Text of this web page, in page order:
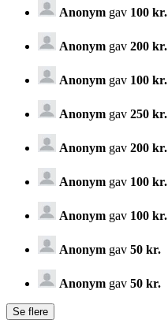
Anonym gav 100 kr.
Anonym gav 200 kr.
Anonym gav 100 kr.
Anonym gav 250 kr.
Anonym gav 200 kr.
Anonym gav 100 kr.
Anonym gav 100 kr.
Anonym gav 50 kr.
Anonym gav 50 kr.